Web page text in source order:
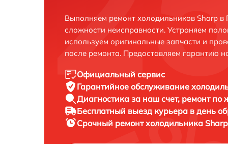
Выполняем ремонт холодильников Sharp
сложности неисправности. Устраняем
используем оригинальные запчасти и
после ремонта. Предоставляем гарантию
Официальный сервис
Гарантийное обслуживание
Диагностика за наш счет, ремонт по
Бесплатный выезд курьера в день
Срочный ремонтхолодильника